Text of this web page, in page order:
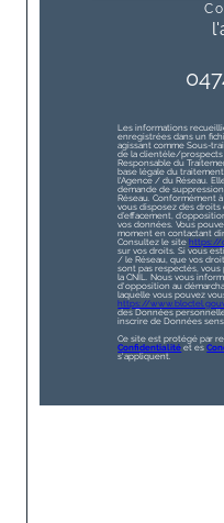
Les informations
enregistrées dans un
agissant comme Sous-
de la clientèle/
Responsable du
base légale du
l'Agence / du Réseau.
demande de
Réseau. Conformément
vous disposez des droits
d’effacement,
vos données. Vous
moment en contactant
Consultez le site https://
sur vos droits. Si vous
/ le Réseau, que vos
sont pas respectés, vous
la CNIL. Nous vous
d'opposition au
laquelle vous pouvez
https://
des Données
inscrire de Données
Ce site est protégé par
Confidentialité et es
s'appliquent.